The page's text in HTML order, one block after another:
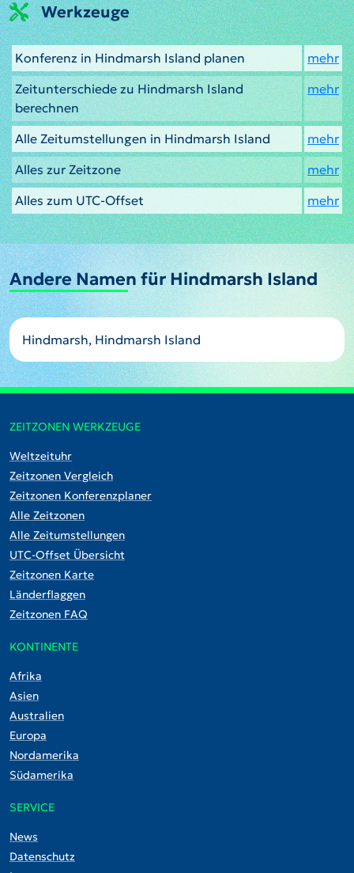
Werkzeuge
Konferenz in Hindmarsh Island planen
mehr
Zeitunterschiede zu Hindmarsh Island
berechnen
mehr
Alle Zeitumstellungen in Hindmarsh Island
mehr
Alles zur Zeitzone
mehr
Alles zum UTC-Offset
mehr
Andere Namen für Hindmarsh Island
Hindmarsh, Hindmarsh Island
ZEITZONEN WERKZEUGE
Weltzeituhr
Zeitzonen Vergleich
Zeitzonen Konferenzplaner
Alle Zeitzonen
Alle Zeitumstellungen
UTC-Offset Übersicht
Zeitzonen Karte
Länderflaggen
Zeitzonen FAQ
KONTINENTE
Afrika
Asien
Australien
Europa
Nordamerika
Südamerika
SERVICE
News
Datenschutz